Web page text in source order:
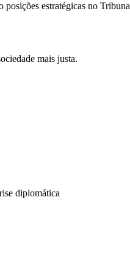
estratégicas no
mais justa.
diplomática